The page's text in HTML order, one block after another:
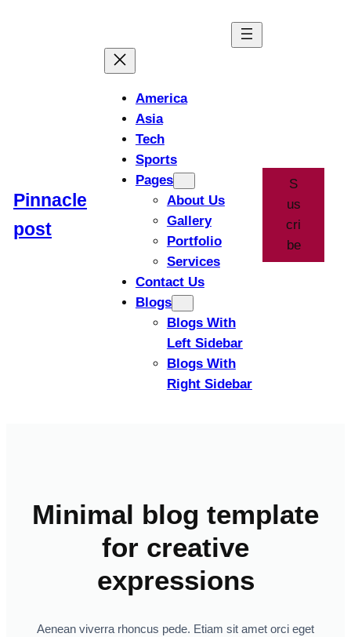
Pinnacle
post
America
Asia
Tech
Sports
Pages
About Us
Gallery
Portfolio
Services
Contact Us
Blogs
Blogs With
Left Sidebar
Blogs With
Right Sidebar
S
us
cri
be
Minimal blog template
for creative
expressions
Aenean viverra rhoncus pede. Etiam sit amet orci eget